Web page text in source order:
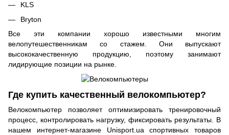
KLS
Bryton
Все эти компании хорошо известными многим
велопутешественникам со стажем. Они выпускают
высококачественную продукцию, поэтому занимают
лидирующие позиции на рынке.
Где купить качественный велокомпьютер?
Велокомпьютер позволяет оптимизировать тренировочный
процесс, контролировать нагрузку, фиксировать результаты. В
нашем интернет-магазине Unisport.ua спортивных товаров